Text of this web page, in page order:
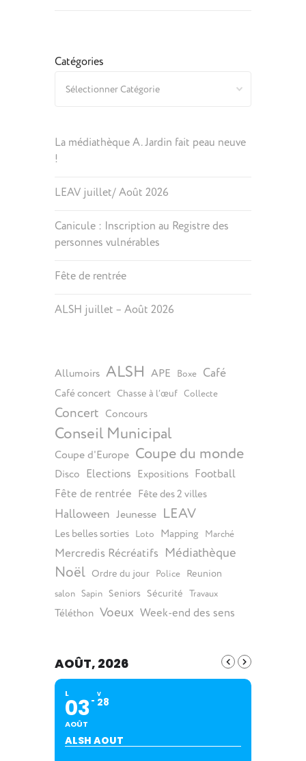
Catégories
La médiathèque A. Jardin fait peau neuve
!
LEAV juillet/ Août 2026
Canicule : Inscription au Registre des
personnes vulnérables
Fête de rentrée
ALSH juillet – Août 2026
Allumoirs ALSH APE Boxe Café
Café concert Chasse à l’œuf Collecte
Concert Concours
Conseil Municipal
Coupe d'Europe Coupe du monde
Disco Elections Expositions Football
Fête de rentrée Fête des 2 villes
Halloween Jeunesse LEAV
Les belles sorties Loto Mapping Marché
Mercredis Récréatifs Médiathèque
Noël Ordre du jour Police Reunion
salon Sapin Seniors Sécurité Travaux
Téléthon Voeux Week-end des sens
AOÛT, 2026
L
03
AOÛT
V
28
ALSH AOUT